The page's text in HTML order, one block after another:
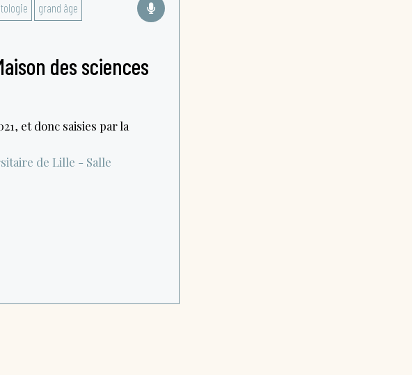
grand âge
des sciences
et donc saisies par la
de Lille - Salle